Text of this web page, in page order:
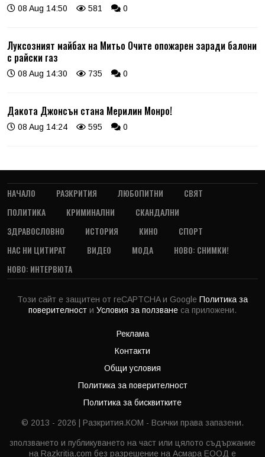
08 Aug 14:50 581 0
Луксозният майбах на Митьо Очите опожарен заради балони
с райски газ
08 Aug 14:30 735 0
Дакота Джонсън стана Мерилин Монро!
08 Aug 14:24 595 0
НАЧАЛО РАЗКРИТИЯ ЛЮБОПИТНИ
СВЯТ
ПОЛИТИКА
КРИМИНАЛНИ
СКАНДАЛНИ
ЗДРАВОСЛОВНО
ИСТОРИЯ КИНО
СПОРТ
НАС НИ ЦИТИРАТ
ВИДЕО МОДА
НОВО: СНИМКИ!
НОВО: ИНТЕРВЮТА
Този сайт е защитен от reCAPTCHA и Google Политика за
поверителност и Условия за ползване са приложени.
Реклама
Контакти
Общи условия
Политика за поверителност
Политика за бисквитките
© 2013 - 2026 | Разкрития.КОМ - Всички права запазени.
зползването и публикуването на част или цялото съдържание
на Razkritia.com без разрешение на Асмара ЕООД е